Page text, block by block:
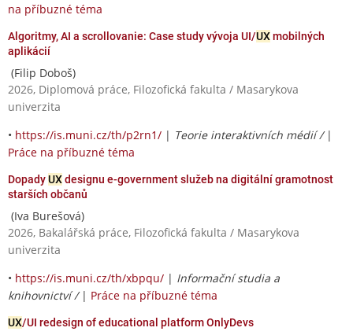
na příbuzné téma
Algoritmy, AI a scrollovanie: Case study vývoja UI/UXmobilných
aplikácií
(Filip Doboš)
2026, Diplomová práce, Filozofická fakulta / Masarykova
univerzita
• https://is.muni.cz/th/p2rn1/ | Teorie interaktivních médií / |
Práce na příbuzné téma
DopadyUXdesignu e-government služeb na digitální gramotnost
starších občanů
(Iva Burešová)
2026, Bakalářská práce, Filozofická fakulta / Masarykova
univerzita
• https://is.muni.cz/th/xbpqu/ | Informační studia a
knihovnictví / | Práce na příbuzné téma
UX/UI redesign of educational platform OnlyDevs